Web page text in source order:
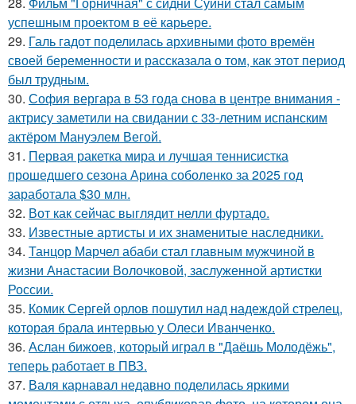
успешным проектом в её карьере.
29. Галь гадот поделилась архивными фото времён
своей беременности и рассказала о том, как этот период
был трудным.
30. София вергара в 53 года снова в центре внимания -
актрису заметили на свидании с 33-летним испанским
актёром Мануэлем Вегой.
31. Первая ракетка мира и лучшая теннисистка
прошедшего сезона Арина соболенко за 2025 год
заработала $30 млн.
32. Вот как сейчас выглядит нелли фуртадо.
33. Известные артисты и их знаменитые наследники.
34. Танцор Марчел абаби стал главным мужчиной в
жизни Анастасии Волочковой, заслуженной артистки
России.
35. Комик Сергей орлов пошутил над надеждой стрелец,
которая брала интервью у Олеси Иванченко.
36. Аслан бижоев, который играл в "Даёшь Молодёжь",
теперь работает в ПВЗ.
37. Валя карнавал недавно поделилась яркими